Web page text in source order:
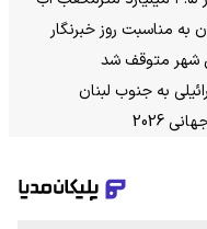
به مناسبت روز خبرنگار
به جنوب لبنان
2026